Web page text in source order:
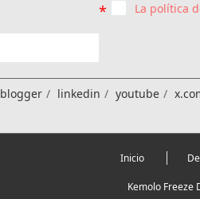
La política
blogger linkedin youtube
Inicio
Kemolo Freeze